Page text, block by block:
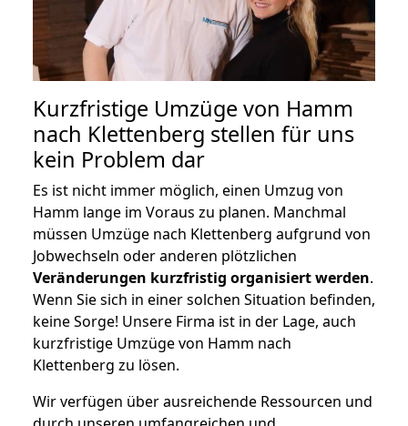
Kurzfristige Umzüge von Hamm
nach Klettenberg stellen für uns
kein Problem dar
Es ist nicht immer möglich, einen Umzug von
Hamm lange im Voraus zu planen. Manchmal
müssen Umzüge nach Klettenberg aufgrund von
Jobwechseln oder anderen plötzlichen
Veränderungen kurzfristig organisiert werden.
Wenn Sie sich in einer solchen Situation befinden,
keine Sorge! Unsere Firma ist in der Lage, auch
kurzfristige Umzüge von Hamm nach
Klettenberg zu lösen.
Wir verfügen über ausreichende Ressourcen und